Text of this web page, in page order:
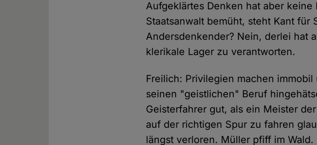
Aufgeklärtes Denken hat aber
Staatsanwalt bemüht, steht Kant
Andersdenkender? Nein, derlei hat
klerikale Lager zu verantworten.
Freilich: Privilegien machen
seinen "geistlichen" Beruf
Geisterfahrer gut, als ein Meister
auf der richtigen Spur zu fahren
längst verloren. Müller pfiff im